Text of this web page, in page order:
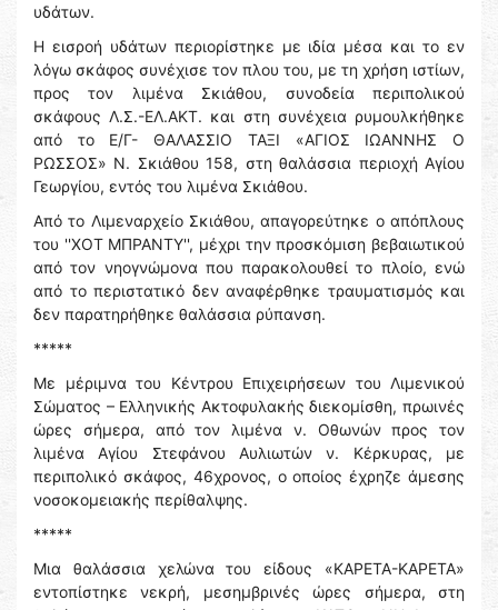
υδάτων.
Η εισροή υδάτων περιορίστηκε με ιδία μέσα και το εν
λόγω σκάφος συνέχισε τον πλου του, με τη χρήση ιστίων,
προς τον λιμένα Σκιάθου, συνοδεία περιπολικού
σκάφους Λ.Σ.-ΕΛ.ΑΚΤ. και στη συνέχεια ρυμουλκήθηκε
από το Ε/Γ- ΘΑΛΑΣΣΙΟ ΤΑΞΙ «ΑΓΙΟΣ ΙΩΑΝΝΗΣ Ο
ΡΩΣΣΟΣ» Ν. Σκιάθου 158, στη θαλάσσια περιοχή Αγίου
Γεωργίου, εντός του λιμένα Σκιάθου.
Από το Λιμεναρχείο Σκιάθου, απαγορεύτηκε ο απόπλους
του ''ΧΟΤ ΜΠΡΑΝΤΥ'', μέχρι την προσκόμιση βεβαιωτικού
από τον νηογνώμονα που παρακολουθεί το πλοίο, ενώ
από το περιστατικό δεν αναφέρθηκε τραυματισμός και
δεν παρατηρήθηκε θαλάσσια ρύπανση.
*****
Με μέριμνα του Κέντρου Επιχειρήσεων του Λιμενικού
Σώματος – Ελληνικής Ακτοφυλακής διεκομίσθη, πρωινές
ώρες σήμερα, από τον λιμένα ν. Οθωνών προς τον
λιμένα Αγίου Στεφάνου Αυλιωτών ν. Κέρκυρας, με
περιπολικό σκάφος, 46χρονος, ο οποίος έχρηζε άμεσης
νοσοκομειακής περίθαλψης.
*****
Μια θαλάσσια χελώνα του είδους «ΚΑΡΕΤΑ-ΚΑΡΕΤΑ»
εντοπίστηκε νεκρή, μεσημβρινές ώρες σήμερα, στη